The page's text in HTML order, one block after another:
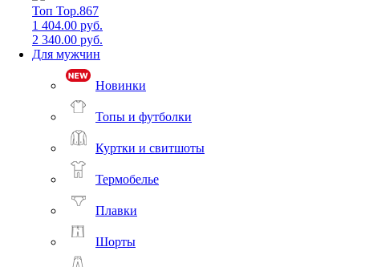
Топ Top.867
1 404.00 руб.
2 340.00 руб.
Для мужчин
Новинки
Топы и футболки
Куртки и свитшоты
Термобелье
Плавки
Шорты